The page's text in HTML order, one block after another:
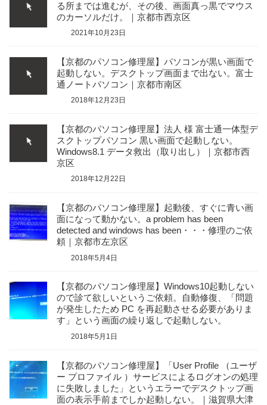
る所までは進むが、その後、画面真っ黒でマウス
のカーソルだけ。｜京都市西京区
2021年10月23日
【京都のパソコン修理屋】パソコンが黒い画面で
起動しない。デスクトップ画面まで出ない。富士
通ノートパソコン｜京都市南区
2018年12月23日
【京都のパソコン修理屋】法人 様 富士通一体型デ
スクトップパソコン 黒い画面で起動しない。
Windows8.1 データ救出（取り出し）｜京都市西
京区
2018年12月22日
【京都のパソコン修理屋】起動後、すぐに青い画
面になって動かない。a problem has been
detected and windows has been・・・修理のご依
頼｜京都市左京区
2018年5月4日
【京都のパソコン修理屋】Windows10起動しない
ので診て欲しいというご依頼。自動修復、「問題
が発生したため PC を再起動させる必要がありま
す」という画面の繰り返しで起動しない。
2018年5月1日
【京都のパソコン修理屋】「User Profile （ユーザ
ー プロファイル ）サービスによるログオンの処理
に失敗しました」というエラーでデスクトップ画
面の表示手前までしか起動しない。｜滋賀県大津